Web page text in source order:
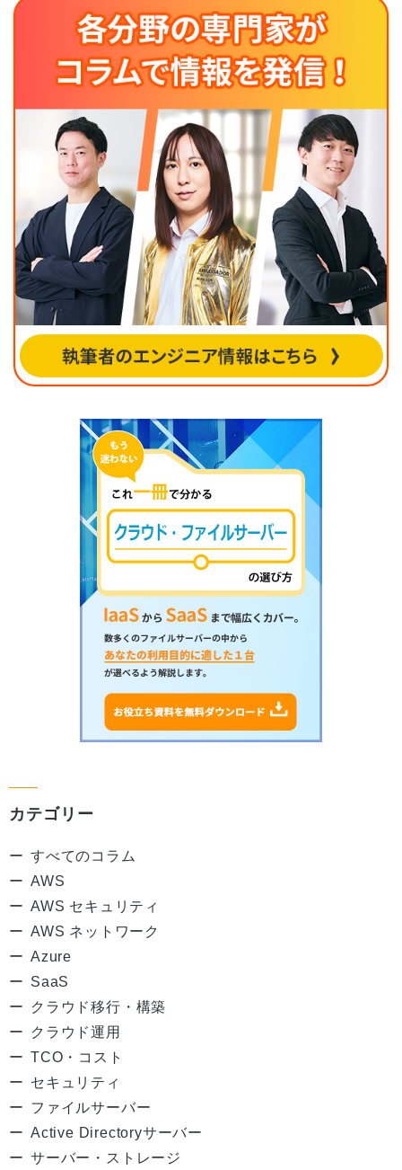
カテゴリー
すべてのコラム
AWS
AWS セキュリティ
AWS ネットワーク
Azure
SaaS
クラウド移行・構築
クラウド運用
TCO・コスト
セキュリティ
ファイルサーバー
Active Directoryサーバー
サーバー・ストレージ